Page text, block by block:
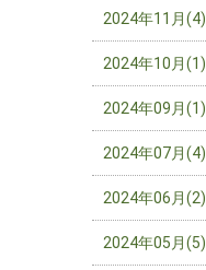
2024年11月(4)
2024年10月(1)
2024年09月(1)
2024年07月(4)
2024年06月(2)
2024年05月(5)